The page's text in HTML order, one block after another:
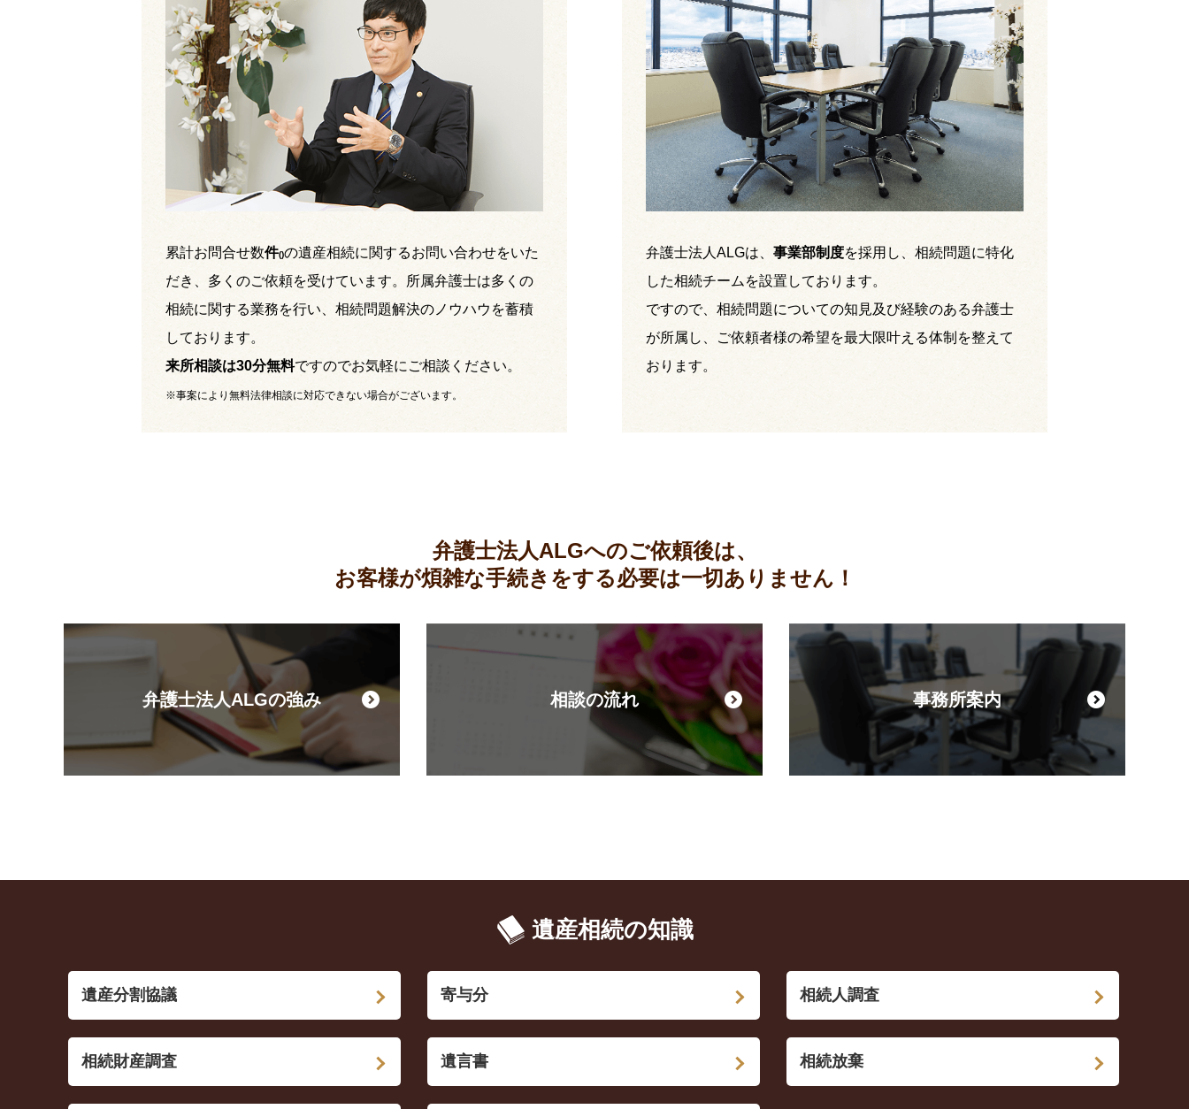
累計お問合せ数件()の遺産相続に関するお問い合わせをいた
だき、多くのご依頼を受けています。所属弁護士は多くの
相続に関する業務を行い、相続問題解決のノウハウを蓄積
しております。
来所相談は30分無料ですのでお気軽にご相談ください。
※事案により無料法律相談に対応できない場合がございます。
弁護士法人ALGは、 事業部制度を採用し、相続問題に特化
した相続チームを設置しております。
ですので、相続問題についての知見及び経験のある弁護士
が所属し、ご依頼者様の希望を最大限叶える体制を整えて
おります。
弁護士法人ALGへのご依頼後は、
お客様が煩雑な手続きをする必要は一切ありません！
弁護士法人ALGの強み 相談の流れ 事務所案内
遺産相続の知識
遺産分割協議 寄与分 相続人調査
相続財産調査 遺言書 相続放棄